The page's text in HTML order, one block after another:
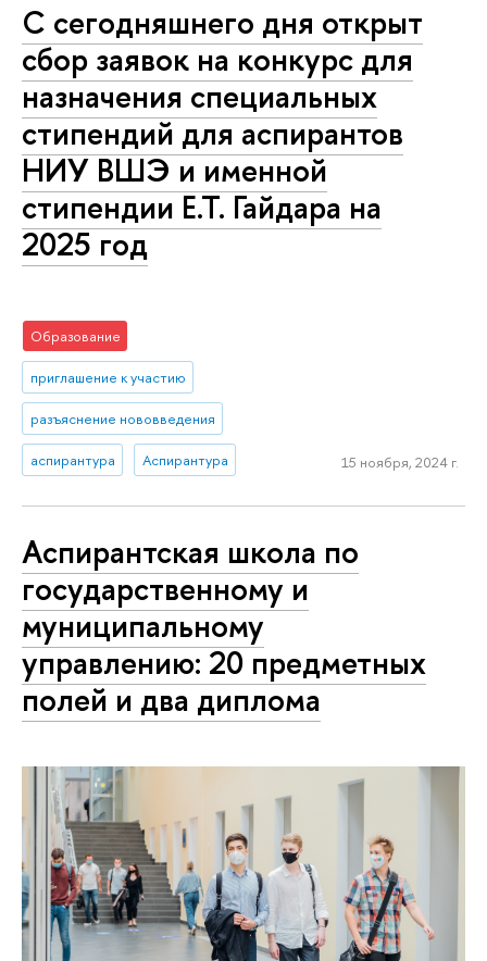
С сегодняшнего дня открыт
сбор заявок на конкурс для
назначения специальных
стипендий для аспирантов
НИУ ВШЭ и именной
стипендии Е.Т. Гайдара на
2025 год
Образование
приглашение к участию
разъяснение нововведения
аспирантура Аспирантура 15 ноября, 2024 г.
Аспирантская школа по
государственному и
муниципальному
управлению: 20 предметных
полей и два диплома